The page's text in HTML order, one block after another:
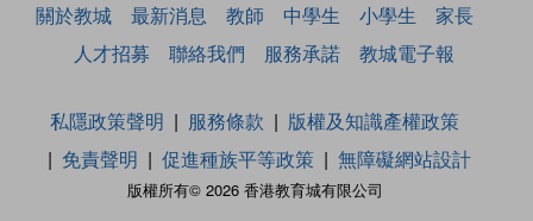
關於教城 最新消息 教師 中學生 小學生
家長
人才招募
聯絡我們 服務承諾 教城電子報
版權所有© 2026 香港教育城有限公司
私隱政策聲明 服務條款
版權及知識產權政策
免責聲明
促進種族平等政策 無障礙網站設計